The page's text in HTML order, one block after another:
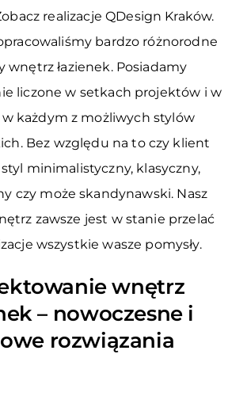
realizacje QDesign Kraków.
bardzo różnorodne
wnętrz łazienek. Posiadamy
liczone w setkach projektów i w
w każdym z możliwych stylów
Bez względu na to czy klient
minimalistyczny, klasyczny,
czy może skandynawski. Nasz
zawsze jest w stanie przelać
wszystkie wasze pomysły.
wnętrz
– nowoczesne i
rozwiązania